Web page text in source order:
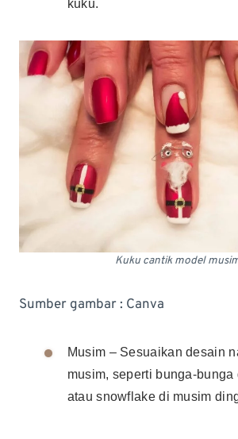
kuku.
Kuku cantik model
Sumber gambar : Canva
Musim – Sesuaikan desain
musim, seperti bunga-bunga
atau snowflake di musim